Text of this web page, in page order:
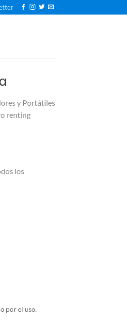
y Portátiles
renting
los
por el uso.